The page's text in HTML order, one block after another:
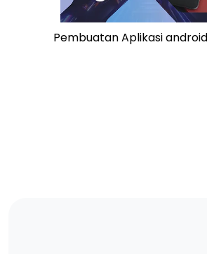
Pembuatan Aplikasi android